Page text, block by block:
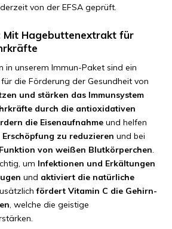
von der EFSA geprüft.
Mit Hagebuttenextrakt für
in unserem Immun-Paket sind ein
die Förderung der Gesundheit von
und stärken das Immunsystem
durch die antioxidativen
die Eisenaufnahme und helfen
zu reduzieren und bei
von weißen Blutkörperchen.
um Infektionen und Erkältungen
und aktiviert die natürliche
fördert Vitamin C die Gehirn-
, welche die geistige